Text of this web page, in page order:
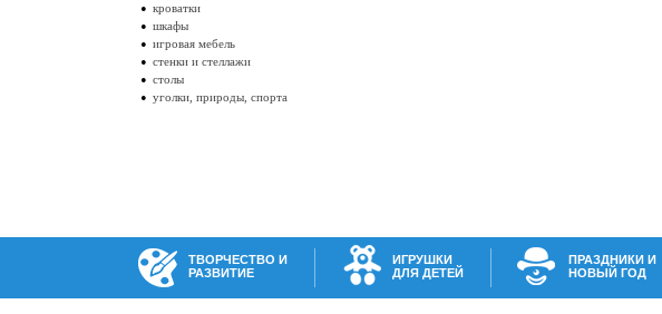
кроватки
шкафы
игровая мебель
стенки и стеллажи
столы
уголки, природы, спорта
ТВОРЧЕСТВО И
РАЗВИТИЕ
ИГРУШКИ
ДЛЯ ДЕТЕЙ
ПРАЗДНИКИ И
НОВЫЙ ГОД